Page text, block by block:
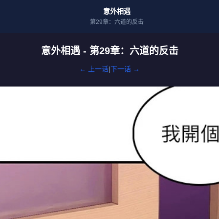
意外相遇
第29章：六道的反击
意外相遇 - 第29章：六道的反击
← 上一话|下一话 →